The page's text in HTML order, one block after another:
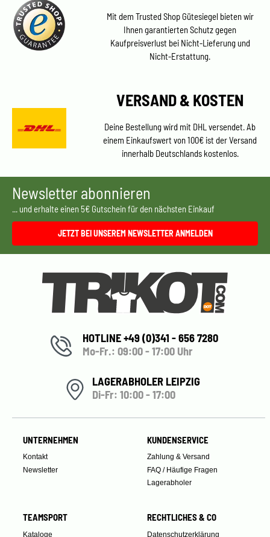
Mit dem Trusted Shop Gütesiegel bieten wir
Ihnen garantierten Schutz gegen
Kaufpreisverlust bei Nicht-Lieferung und
Nicht-Erstattung.
VERSAND & KOSTEN
Deine Bestellung wird mit DHL versendet. Ab
einem Einkaufswert von 100€ ist der Versand
innerhalb Deutschlands kostenlos.
Newsletter abonnieren
... und erhalte einen 5€ Gutschein für den nächsten Einkauf
JETZT BEI UNSEREM NEWSLETTER ANMELDEN
HOTLINE +49 (0)341 - 656 7280
Mo-Fr.: 09:00 - 17:00 Uhr
LAGERABHOLER LEIPZIG
Di-Fr: 10:00 - 17:00
UNTERNEHMEN
Kontakt
Newsletter
KUNDENSERVICE
Zahlung & Versand
FAQ / Häufige Fragen
Lagerabholer
TEAMSPORT
Kataloge
RECHTLICHES & CO
Datenschutzerklärung